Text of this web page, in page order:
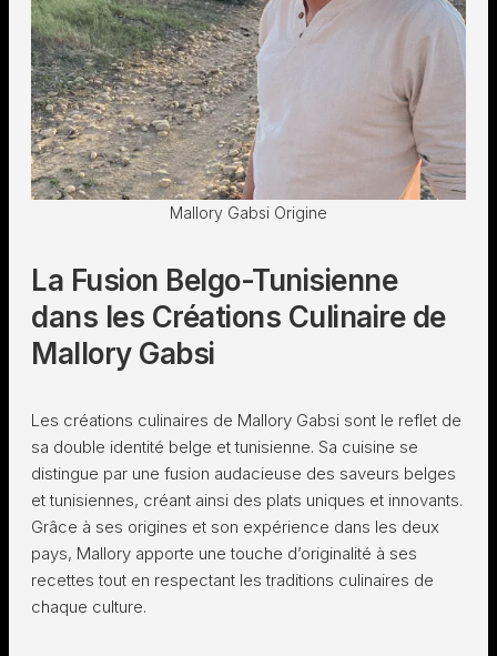
Mallory Gabsi Origine
La Fusion Belgo-Tunisienne
dans les Créations Culinaire de
Mallory Gabsi
Les créations culinaires de Mallory Gabsi sont le reflet de
sa double identité belge et tunisienne. Sa cuisine se
distingue par une fusion audacieuse des saveurs belges
et tunisiennes, créant ainsi des plats uniques et innovants.
Grâce à ses origines et son expérience dans les deux
pays, Mallory apporte une touche d’originalité à ses
recettes tout en respectant les traditions culinaires de
chaque culture.